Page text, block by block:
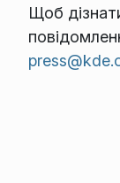
Щоб